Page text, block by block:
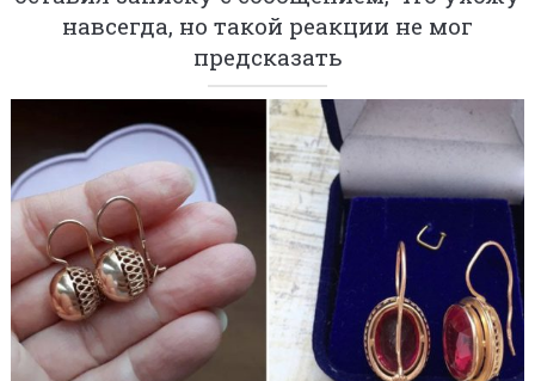
навсегда, но такой реакции не мог
предсказать